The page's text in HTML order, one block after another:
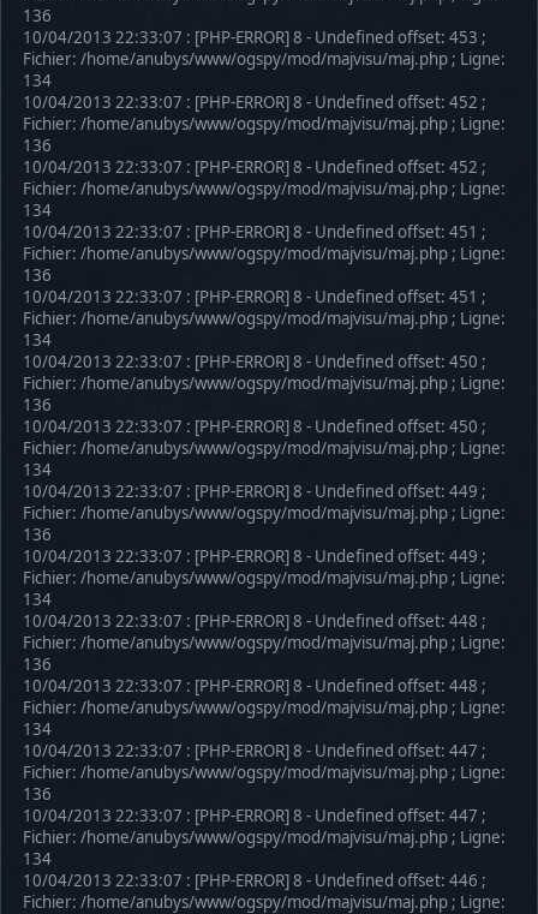
136
10/04/2013 22:33:07 : [PHP-ERROR] 8 - Undefined offset: 453 ;
Fichier: /home/anubys/www/ogspy/mod/majvisu/maj.php ; Ligne:
134
10/04/2013 22:33:07 : [PHP-ERROR] 8 - Undefined offset: 452 ;
Fichier: /home/anubys/www/ogspy/mod/majvisu/maj.php ; Ligne:
136
10/04/2013 22:33:07 : [PHP-ERROR] 8 - Undefined offset: 452 ;
Fichier: /home/anubys/www/ogspy/mod/majvisu/maj.php ; Ligne:
134
10/04/2013 22:33:07 : [PHP-ERROR] 8 - Undefined offset: 451 ;
Fichier: /home/anubys/www/ogspy/mod/majvisu/maj.php ; Ligne:
136
10/04/2013 22:33:07 : [PHP-ERROR] 8 - Undefined offset: 451 ;
Fichier: /home/anubys/www/ogspy/mod/majvisu/maj.php ; Ligne:
134
10/04/2013 22:33:07 : [PHP-ERROR] 8 - Undefined offset: 450 ;
Fichier: /home/anubys/www/ogspy/mod/majvisu/maj.php ; Ligne:
136
10/04/2013 22:33:07 : [PHP-ERROR] 8 - Undefined offset: 450 ;
Fichier: /home/anubys/www/ogspy/mod/majvisu/maj.php ; Ligne:
134
10/04/2013 22:33:07 : [PHP-ERROR] 8 - Undefined offset: 449 ;
Fichier: /home/anubys/www/ogspy/mod/majvisu/maj.php ; Ligne:
136
10/04/2013 22:33:07 : [PHP-ERROR] 8 - Undefined offset: 449 ;
Fichier: /home/anubys/www/ogspy/mod/majvisu/maj.php ; Ligne:
134
10/04/2013 22:33:07 : [PHP-ERROR] 8 - Undefined offset: 448 ;
Fichier: /home/anubys/www/ogspy/mod/majvisu/maj.php ; Ligne:
136
10/04/2013 22:33:07 : [PHP-ERROR] 8 - Undefined offset: 448 ;
Fichier: /home/anubys/www/ogspy/mod/majvisu/maj.php ; Ligne:
134
10/04/2013 22:33:07 : [PHP-ERROR] 8 - Undefined offset: 447 ;
Fichier: /home/anubys/www/ogspy/mod/majvisu/maj.php ; Ligne:
136
10/04/2013 22:33:07 : [PHP-ERROR] 8 - Undefined offset: 447 ;
Fichier: /home/anubys/www/ogspy/mod/majvisu/maj.php ; Ligne:
134
10/04/2013 22:33:07 : [PHP-ERROR] 8 - Undefined offset: 446 ;
Fichier: /home/anubys/www/ogspy/mod/majvisu/maj.php ; Ligne: